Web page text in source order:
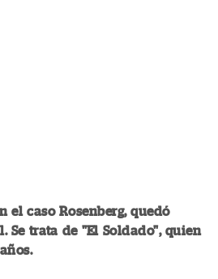
caso Rosenberg, quedó
Se trata de "El Soldado", quien